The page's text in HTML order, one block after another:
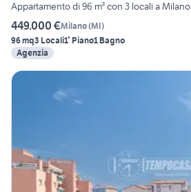
Appartamento di 96 m² con 3 locali a Milano
449.000 €Milano(MI)
96 mq3 Locali1° Piano1 Bagno
Agenzia